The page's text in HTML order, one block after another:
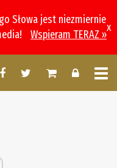
Słowa jest niezmiernie
Wspieram TERAZ »
x